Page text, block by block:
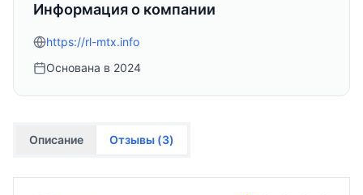
Информация о компании
https://rl-mtx.info
Основана в 2024
Описание Отзывы (3)